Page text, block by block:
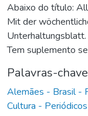
Abaixo do título:
Mit der
Unterhaltungsblatt.
Tem suplemento
Palavras-chave
Alemães - Brasil -
Cultura - Periódicos